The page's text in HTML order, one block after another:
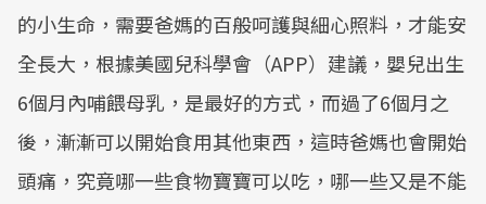
的小生命，需要爸媽的百般呵護與細心照料，才能安
全長大，根據美國兒科學會（APP）建議，嬰兒出生
6個月內哺餵母乳，是最好的方式，而過了6個月之
後，漸漸可以開始食用其他東西，這時爸媽也會開始
頭痛，究竟哪一些食物寶寶可以吃，哪一些又是不能